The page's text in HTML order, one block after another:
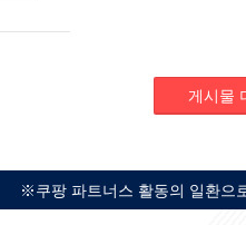
게시물
※쿠팡 파트너스 활동의 일환으